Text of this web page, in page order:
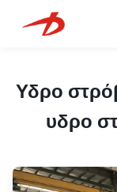
Υδρο
υδρο